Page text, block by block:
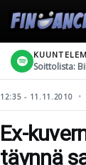
Soittolista:
12:35 - 11.11.2010
Ex-
täynnä